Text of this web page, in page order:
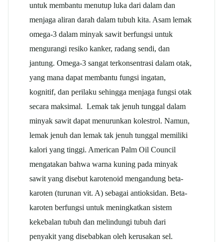
untuk membantu menutup luka dari dalam dan
menjaga aliran darah dalam tubuh kita. Asam lemak
omega-3 dalam minyak sawit berfungsi untuk
mengurangi resiko kanker, radang sendi, dan
jantung. Omega-3 sangat terkonsentrasi dalam otak,
yang mana dapat membantu fungsi ingatan,
kognitif, dan perilaku sehingga menjaga fungsi otak
secara maksimal. Lemak tak jenuh tunggal dalam
minyak sawit dapat menurunkan kolestrol. Namun,
lemak jenuh dan lemak tak jenuh tunggal memiliki
kalori yang tinggi. American Palm Oil Council
mengatakan bahwa warna kuning pada minyak
sawit yang disebut karotenoid mengandung beta-
karoten (turunan vit. A) sebagai antioksidan. Beta-
karoten berfungsi untuk meningkatkan sistem
kekebalan tubuh dan melindungi tubuh dari
penyakit yang disebabkan oleh kerusakan sel.